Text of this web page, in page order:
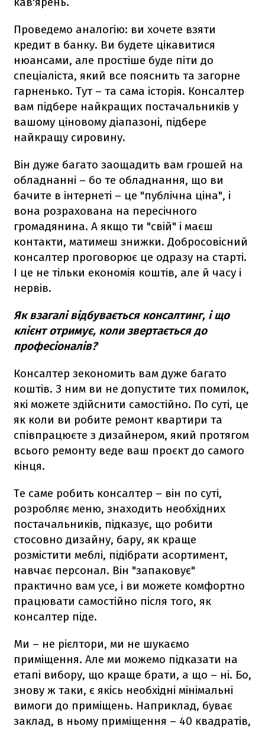
Проведемо аналогію: ви хочете взяти
кредит в банку. Ви будете цікавитися
нюансами, але простіше буде піти до
спеціаліста, який все пояснить та загорне
гарненько. Тут – та сама історія. Консалтер
вам підбере найкращих постачальників у
вашому ціновому діапазоні, підбере
найкращу сировину.
Він дуже багато заощадить вам грошей на
обладнанні – бо те обладнання, що ви
бачите в інтернеті – це "публічна ціна", і
вона розрахована на пересічного
громадянина. А якщо ти "свій" і маєш
контакти, матимеш знижки. Добросовісний
консалтер проговорює це одразу на старті.
І це не тільки економія коштів, але й часу і
нервів.
Як взагалі відбувається консалтинг, і що
клієнт отримує, коли звертається до
професіоналів?
Консалтер зекономить вам дуже багато
коштів. З ним ви не допустите тих помилок,
які можете здійснити самостійно. По суті, це
як коли ви робите ремонт квартири та
співпрацюєте з дизайнером, який протягом
всього ремонту веде ваш проєкт до самого
кінця.
Те саме робить консалтер – він по суті,
розробляє меню, знаходить необхідних
постачальників, підказує, що робити
стосовно дизайну, бару, як краще
розмістити меблі, підібрати асортимент,
навчає персонал. Він "запаковує"
практично вам усе, і ви можете комфортно
працювати самостійно після того, як
консалтер піде.
Ми – не рієлтори, ми не шукаємо
приміщення. Але ми можемо підказати на
етапі вибору, що краще брати, а що – ні. Бо,
знову ж таки, є якісь необхідні мінімальні
вимоги до приміщень. Наприклад, буває
заклад, в ньому приміщення – 40 квадратів,